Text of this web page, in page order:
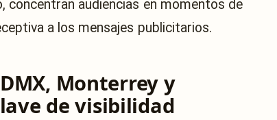
audiencias en momentos de
a los mensajes publicitarios.
Monterrey y
de visibilidad